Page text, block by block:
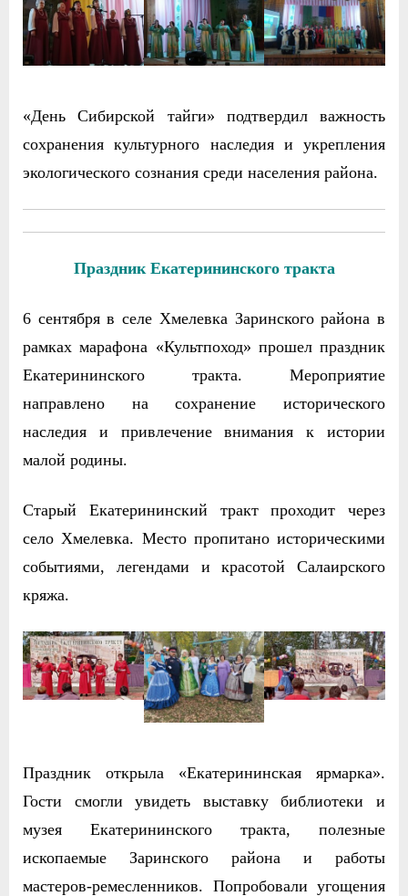
«День Сибирской тайги» подтвердил важность
сохранения культурного наследия и укрепления
экологического сознания среди населения района.
Праздник Екатерининского тракта
6 сентября в селе Хмелевка Заринского района в
рамках марафона «Культпоход» прошел праздник
Екатерининского тракта. Мероприятие
направлено на сохранение исторического
наследия и привлечение внимания к истории
малой родины.
Старый Екатерининский тракт проходит через
село Хмелевка. Место пропитано историческими
событиями, легендами и красотой Салаирского
кряжа.
Праздник открыла «Екатерининская ярмарка».
Гости смогли увидеть выставку библиотеки и
музея Екатерининского тракта, полезные
ископаемые Заринского района и работы
мастеров-ремесленников. Попробовали угощения